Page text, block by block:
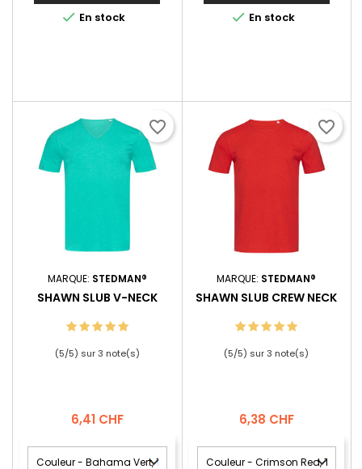
 En stock  En stock
MARQUE: STEDMAN®
SHAWN SLUB V-NECK
(5/5) sur3 note(s)
Prix
6,41 CHF
favorite_border
MARQUE: STEDMAN®
SHAWN SLUB CREW NECK
(5/5) sur3 note(s)
Prix
6,38 CHF
favorite_border